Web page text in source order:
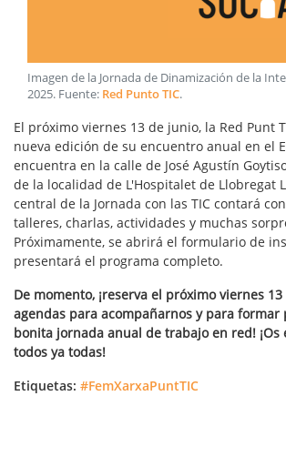
Imagen de la Jornada de Dinamización de la
2025. Fuente: Red Punto TIC.
El próximo viernes 13 de junio, la Red Punt
nueva edición de su encuentro anual en el
encuentra en la calle de José Agustín
de la localidad de L'Hospitalet de Llobregat
central de la Jornada con las TIC contará
talleres, charlas, actividades y muchas
Próximamente, se abrirá el formulario de
presentará el programa completo.
De momento, ¡reserva el próximo viernes
agendas para acompañarnos y para formar
bonita jornada anual de trabajo en red! ¡Os
todos ya todas!
Etiquetas: #FemXarxaPuntTIC